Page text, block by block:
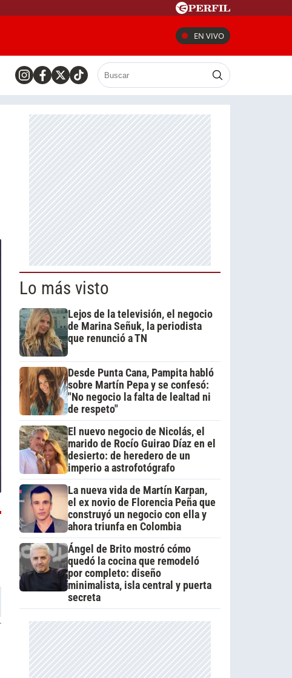
EN VIVO
Lo más visto
Lejos de la televisión, el negocio
de Marina Señuk, la periodista
que renunció a TN
Desde Punta Cana, Pampita habló
sobre Martín Pepa y se confesó:
"No negocio la falta de lealtad ni
de respeto"
El nuevo negocio de Nicolás, el
marido de Rocío Guirao Díaz en el
desierto: de heredero de un
imperio a astrofotógrafo
La nueva vida de Martín Karpan,
el ex novio de Florencia Peña que
construyó un negocio con ella y
ahora triunfa en Colombia
Ángel de Brito mostró cómo
quedó la cocina que remodeló
por completo: diseño
minimalista, isla central y puerta
secreta